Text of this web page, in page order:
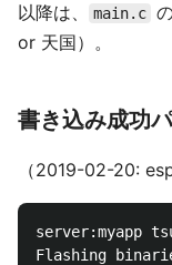
以降は、 main.c
or 天国）。
書き込み成功
（2019-02-20:
server:myapp
Flashing